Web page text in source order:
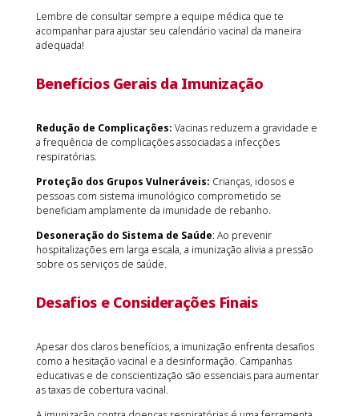
Lembre de consultar sempre a equipe médica que te
acompanhar para ajustar seu calendário vacinal da maneira
adequada!
Benefícios Gerais da Imunização
Redução de Complicações: Vacinas reduzem a gravidade e
a frequência de complicações associadas a infecções
respiratórias.
Proteção dos Grupos Vulneráveis: Crianças, idosos e
pessoas com sistema imunológico comprometido se
beneficiam amplamente da imunidade de rebanho.
Desoneração do Sistema de Saúde: Ao prevenir
hospitalizações em larga escala, a imunização alivia a pressão
sobre os serviços de saúde.
Desafios e Considerações Finais
Apesar dos claros benefícios, a imunização enfrenta desafios
como a hesitação vacinal e a desinformação. Campanhas
educativas e de conscientização são essenciais para aumentar
as taxas de cobertura vacinal.